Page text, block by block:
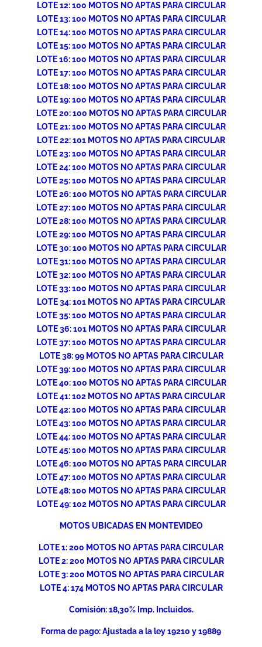
LOTE 12: 100 MOTOS NO APTAS PARA CIRCULAR
LOTE 13: 100 MOTOS NO APTAS PARA CIRCULAR
LOTE 14: 100 MOTOS NO APTAS PARA CIRCULAR
LOTE 15: 100 MOTOS NO APTAS PARA CIRCULAR
LOTE 16: 100 MOTOS NO APTAS PARA CIRCULAR
LOTE 17: 100 MOTOS NO APTAS PARA CIRCULAR
LOTE 18: 100 MOTOS NO APTAS PARA CIRCULAR
LOTE 19: 100 MOTOS NO APTAS PARA CIRCULAR
LOTE 20: 100 MOTOS NO APTAS PARA CIRCULAR
LOTE 21: 100 MOTOS NO APTAS PARA CIRCULAR
LOTE 22: 101 MOTOS NO APTAS PARA CIRCULAR
LOTE 23: 100 MOTOS NO APTAS PARA CIRCULAR
LOTE 24: 100 MOTOS NO APTAS PARA CIRCULAR
LOTE 25: 100 MOTOS NO APTAS PARA CIRCULAR
LOTE 26: 100 MOTOS NO APTAS PARA CIRCULAR
LOTE 27: 100 MOTOS NO APTAS PARA CIRCULAR
LOTE 28: 100 MOTOS NO APTAS PARA CIRCULAR
LOTE 29: 100 MOTOS NO APTAS PARA CIRCULAR
LOTE 30: 100 MOTOS NO APTAS PARA CIRCULAR
LOTE 31: 100 MOTOS NO APTAS PARA CIRCULAR
LOTE 32: 100 MOTOS NO APTAS PARA CIRCULAR
LOTE 33: 100 MOTOS NO APTAS PARA CIRCULAR
LOTE 34: 101 MOTOS NO APTAS PARA CIRCULAR
LOTE 35: 100 MOTOS NO APTAS PARA CIRCULAR
LOTE 36: 101 MOTOS NO APTAS PARA CIRCULAR
LOTE 37: 100 MOTOS NO APTAS PARA CIRCULAR
LOTE 38: 99 MOTOS NO APTAS PARA CIRCULAR
LOTE 39: 100 MOTOS NO APTAS PARA CIRCULAR
LOTE 40: 100 MOTOS NO APTAS PARA CIRCULAR
LOTE 41: 102 MOTOS NO APTAS PARA CIRCULAR
LOTE 42: 100 MOTOS NO APTAS PARA CIRCULAR
LOTE 43: 100 MOTOS NO APTAS PARA CIRCULAR
LOTE 44: 100 MOTOS NO APTAS PARA CIRCULAR
LOTE 45: 100 MOTOS NO APTAS PARA CIRCULAR
LOTE 46: 100 MOTOS NO APTAS PARA CIRCULAR
LOTE 47: 100 MOTOS NO APTAS PARA CIRCULAR
LOTE 48: 100 MOTOS NO APTAS PARA CIRCULAR
LOTE 49: 102 MOTOS NO APTAS PARA CIRCULAR
MOTOS UBICADAS EN MONTEVIDEO
LOTE 1: 200 MOTOS NO APTAS PARA CIRCULAR
LOTE 2: 200 MOTOS NO APTAS PARA CIRCULAR
LOTE 3: 200 MOTOS NO APTAS PARA CIRCULAR
LOTE 4: 174 MOTOS NO APTAS PARA CIRCULAR
Comisión: 18,30% Imp. Incluidos.
Forma de pago: Ajustada a la ley 19210 y 19889